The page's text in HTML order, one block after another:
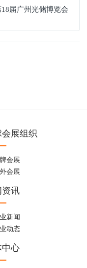
届广州光储博览会
展组织
会展
会展
资讯
新闻
动态
中心